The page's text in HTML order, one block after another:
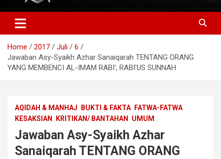
Home 2017 Juli
6
Jawaban Asy-Syaikh Azhar Sanaiqarah TENTANG ORANG
YANG MEMBENCI AL-IMAM RABI’; RABI’US SUNNAH
AQIDAH & MANHAJ BUKTI & FAKTA
FATWA-FATWA
KESAKSIAN
KRITIKAN/ BANTAHAN UMUM
Jawaban Asy-Syaikh Azhar
Sanaiqarah TENTANG ORANG